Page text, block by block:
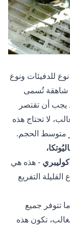
للدفيئات ونوع
شاهقة تُسمى
يجب أن تقتصر
لا تحتاج هذه
متوسط الحجم.
- هذه هي
التفريع
تتوفر جميع
تكون هذه